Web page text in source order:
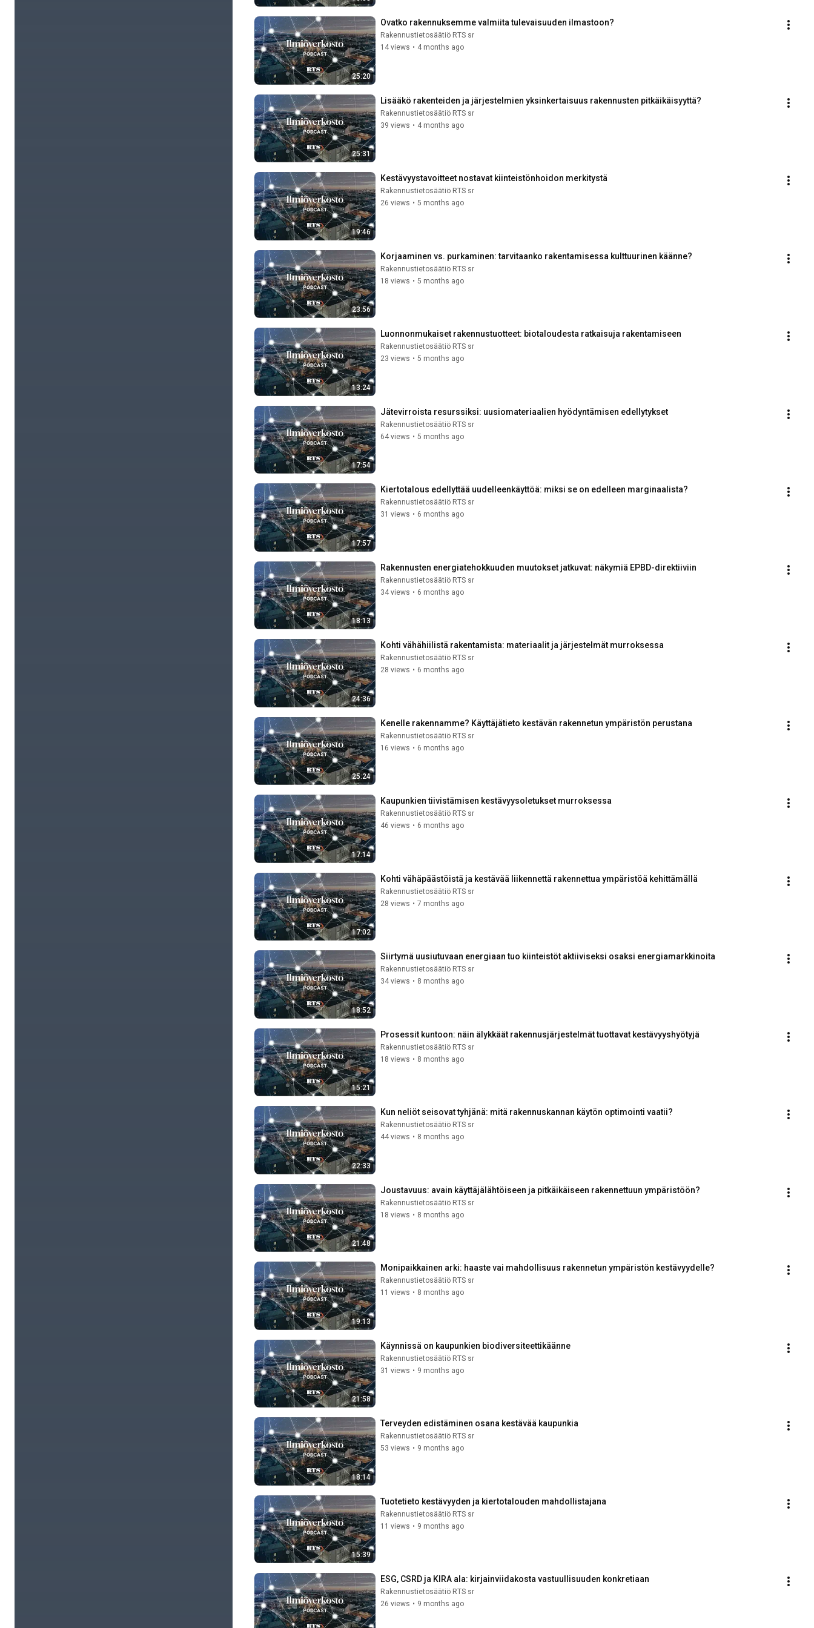
25:20
Ovatko rakennuksemme valmiita tulevaisuuden ilmastoon?
Rakennustietosäätiö RTS sr
14 views • 4 months ago
25:31
Lisääkö rakenteiden ja järjestelmien yksinkertaisuus rakennusten pitkäikäisyyttä?
Rakennustietosäätiö RTS sr
39 views • 4 months ago
19:46
Kestävyystavoitteet nostavat kiinteistönhoidon merkitystä
Rakennustietosäätiö RTS sr
26 views • 5 months ago
23:56
Korjaaminen vs. purkaminen: tarvitaanko rakentamisessa kulttuurinen käänne?
Rakennustietosäätiö RTS sr
18 views • 5 months ago
13:24
Luonnonmukaiset rakennustuotteet: biotaloudesta ratkaisuja rakentamiseen
Rakennustietosäätiö RTS sr
23 views • 5 months ago
17:54
Jätevirroista resurssiksi: uusiomateriaalien hyödyntämisen edellytykset
Rakennustietosäätiö RTS sr
64 views • 5 months ago
17:57
Kiertotalous edellyttää uudelleenkäyttöä: miksi se on edelleen marginaalista?
Rakennustietosäätiö RTS sr
31 views • 6 months ago
18:13
Rakennusten energiatehokkuuden muutokset jatkuvat: näkymiä EPBD-direktiiviin
Rakennustietosäätiö RTS sr
34 views • 6 months ago
24:36
Kohti vähähiilistä rakentamista: materiaalit ja järjestelmät murroksessa
Rakennustietosäätiö RTS sr
28 views • 6 months ago
25:24
Kenelle rakennamme? Käyttäjätieto kestävän rakennetun ympäristön perustana
Rakennustietosäätiö RTS sr
16 views • 6 months ago
17:14
Kaupunkien tiivistämisen kestävyysoletukset murroksessa
Rakennustietosäätiö RTS sr
46 views • 6 months ago
17:02
Kohti vähäpäästöistä ja kestävää liikennettä rakennettua ympäristöä kehittämällä
Rakennustietosäätiö RTS sr
28 views • 7 months ago
18:52
Siirtymä uusiutuvaan energiaan tuo kiinteistöt aktiiviseksi osaksi energiamarkkinoita
Rakennustietosäätiö RTS sr
34 views • 8 months ago
15:21
Prosessit kuntoon: näin älykkäät rakennusjärjestelmät tuottavat kestävyyshyötyjä
Rakennustietosäätiö RTS sr
18 views • 8 months ago
22:33
Kun neliöt seisovat tyhjänä: mitä rakennuskannan käytön optimointi vaatii?
Rakennustietosäätiö RTS sr
44 views • 8 months ago
21:48
Joustavuus: avain käyttäjälähtöiseen ja pitkäikäiseen rakennettuun ympäristöön?
Rakennustietosäätiö RTS sr
18 views • 8 months ago
19:13
Monipaikkainen arki: haaste vai mahdollisuus rakennetun ympäristön kestävyydelle?
Rakennustietosäätiö RTS sr
11 views • 8 months ago
21:58
Käynnissä on kaupunkien biodiversiteettikäänne
Rakennustietosäätiö RTS sr
31 views • 9 months ago
18:14
Terveyden edistäminen osana kestävää kaupunkia
Rakennustietosäätiö RTS sr
53 views • 9 months ago
15:39
Tuotetieto kestävyyden ja kiertotalouden mahdollistajana
Rakennustietosäätiö RTS sr
11 views • 9 months ago
ESG, CSRD ja KIRA ala: kirjainviidakosta vastuullisuuden konkretiaan
Rakennustietosäätiö RTS sr
26 views • 9 months ago